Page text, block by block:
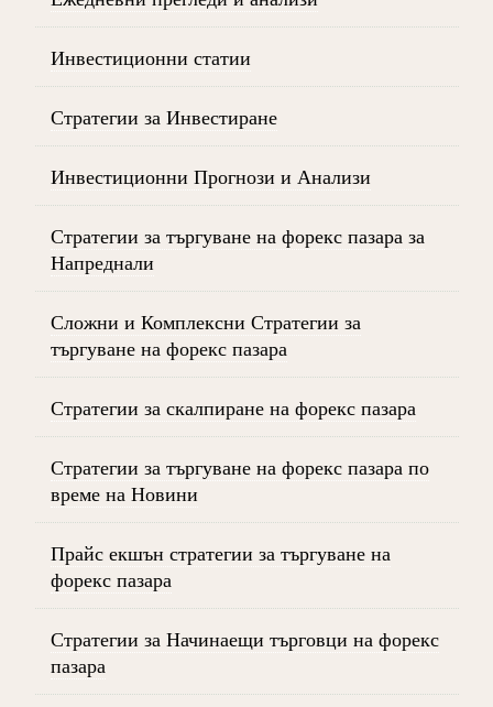
Инвестиционни статии
Стратегии за Инвестиране
Инвестиционни Прогнози и Анализи
Стратегии за търгуване на форекс пазара за
Напреднали
Сложни и Комплексни Стратегии за
търгуване на форекс пазара
Стратегии за скалпиране на форекс пазара
Стратегии за търгуване на форекс пазара по
време на Новини
Прайс екшън стратегии за търгуване на
форекс пазара
Стратегии за Начинаещи търговци на форекс
пазара